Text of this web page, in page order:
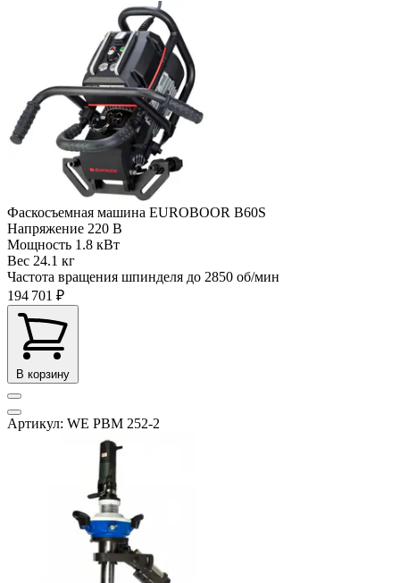
Фаскосъемная машина EUROBOOR B60S
Напряжение 220 В
Мощность 1.8 кВт
Вес 24.1 кг
Частота вращения шпинделя до 2850 об/мин
194 701 ₽
В корзину
Артикул: WE PBM 252-2